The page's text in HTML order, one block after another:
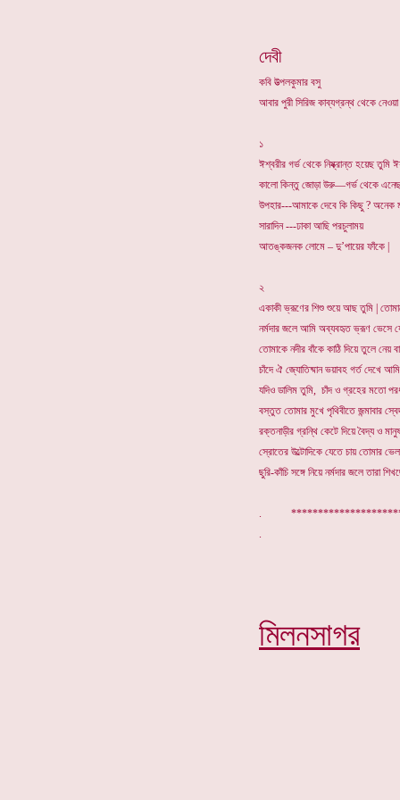
দেবী
কবি উত্পলকুমার বসু
আবার পুরী সিরিজ কাব্যগ্রন্থ থেকে নেওয়া
১
ঈশ্বরীর গর্ভ থেকে নিষ্ক্রান্ত হয়েছ তুমি
কালো কিন্তু জোড়া উরু—গর্ভ থেকে
উপহার---আমাকে দেবে কি কিছু ? অনেক
সারাদিন ---ঢাকা আছি পরচুলাময়
আতঙ্কজনক লোমে – দু’পায়ের ফাঁকে |
২
একাকী ভ্রূণের শিশু শুয়ে আছ তুমি |
নর্মদার জলে আমি অব্যবহৃত ভ্রূণ ভেসে
তোমাকে নদীর বাঁকে কাঠি দিয়ে তুলে নেয়
চাঁদে ঐ জ্যোতিষ্মান ভয়াবহ গর্ত দেখে আমি
যদিও ডালিম তুমি, চাঁদ ও গ্রহের মতো
বস্তুত তোমার মুখে পৃথিবীতে জন্মাবার
রক্তনাড়ীর গ্রন্থি কেটে দিয়ে বৈদ্য ও মানুষ
স্রোতের উল্টোদিকে যেতে চায় তোমার
ছুরি-কাঁচি সঙ্গে নিয়ে নর্মদার জলে তারা
.
মিলনসাগর